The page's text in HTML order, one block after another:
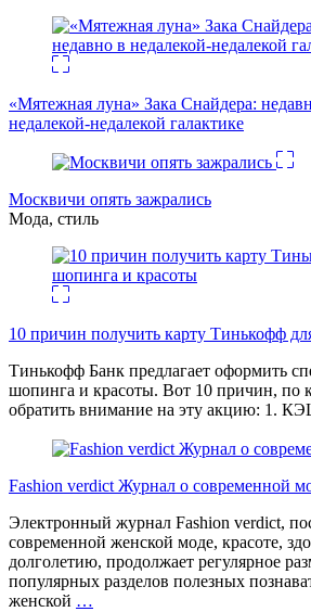
«Мятежная луна» Зака Снайдера:
недалекой-недалекой галактике
Москвичи опять зажрались
Мода, стиль
10 причин получить карту Тинькофф
Тинькофф Банк предлагает оформить
шопинга и красоты. Вот 10 причин, по
обратить внимание на эту акцию: 1.
Fashion verdict Журнал о современной
Электронный журнал Fashion verdict,
современной женской моде, красоте,
долголетию, продолжает регулярное
популярных разделов полезных
женской …